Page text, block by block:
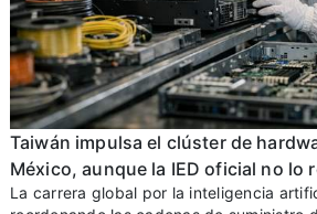
Taiwán impulsa el clúster de
México, aunque la IED oficial no lo
La carrera global por la inteligencia